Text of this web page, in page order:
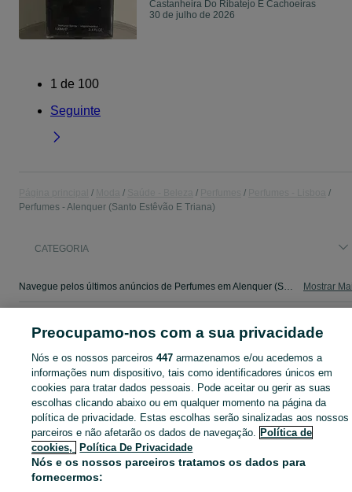
Castanheira Do Ribatejo E Cachoeiras
30 de julho de 2026
1 de 100
Seguinte
Perfumes - Alenquer (Santo Estêvão E Triana)
CATEGORIA
Navegue pelos últimos anúncios de Perfumes em Alenquer (Santo Estêvão E Triana) no OLX Portugal. Compre e venda produtos locais com facilidade e segurança. Mostrar
Mapa das freguesias
Mapa de mini-sites
Pesquisas populares
Preocupamo-nos com a sua privacidade
Nós e os nossos parceiros447 armazenamos e/ou acedemos a
informações num dispositivo, tais como identificadores únicos em
cookies para tratar dados pessoais. Pode aceitar ou gerir as suas
escolhas clicando abaixo ou em qualquer momento na página da
política de privacidade. Estas escolhas serão sinalizadas aos nossos
parceiros e não afetarão os dados de navegação. Política de
cookies,
Política De Privacidade
Nós e os nossos parceiros tratamos os dados para
fornecermos: